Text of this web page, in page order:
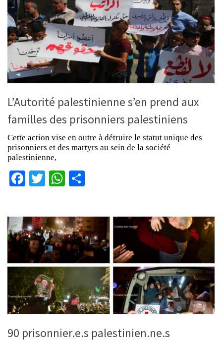
L’Autorité palestinienne s’en prend aux
familles des prisonniers palestiniens
Cette action vise en outre à détruire le statut unique des
prisonniers et des martyrs au sein de la société
palestinienne,
Facebook
TwitterWhatsApp
90 prisonnier.e.s palestinien.ne.s